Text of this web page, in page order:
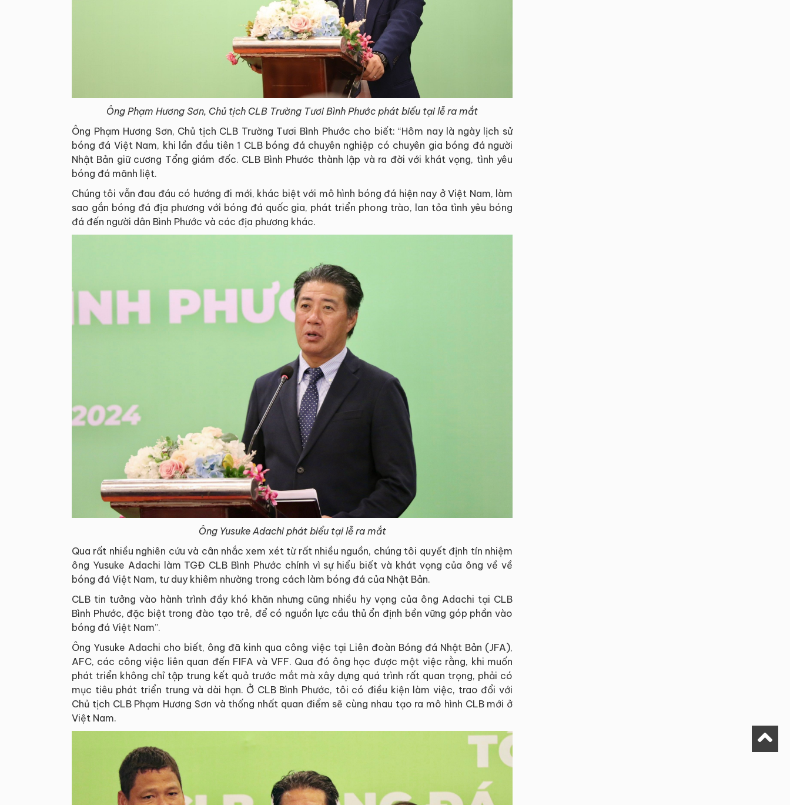
Ông Phạm Hương Sơn, Chủ tịch CLB Trường Tươi Bình Phước phát biểu tại lễ ra mắt
Ông Phạm Hương Sơn, Chủ tịch CLB Trường Tươi Bình Phước cho biết: “Hôm nay là ngày lịch sử
bóng đá Việt Nam, khi lần đầu tiên 1 CLB bóng đá chuyên nghiệp có chuyên gia bóng đá người
Nhật Bản giữ cương Tổng giám đốc. CLB Bình Phước thành lập và ra đời với khát vọng, tình yêu
bóng đá mãnh liệt.
Chúng tôi vẫn đau đáu có hướng đi mới, khác biệt với mô hình bóng đá hiện nay ở Việt Nam, làm
sao gắn bóng đá địa phương với bóng đá quốc gia, phát triển phong trào, lan tỏa tình yêu bóng
đá đến người dân Bình Phước và các địa phương khác.
Ông Yusuke Adachi phát biểu tại lễ ra mắt
Qua rất nhiều nghiên cứu và cân nhắc xem xét từ rất nhiều nguồn, chúng tôi quyết định tín nhiệm
ông Yusuke Adachi làm TGĐ CLB Bình Phước chính vì sự hiểu biết và khát vọng của ông về về
bóng đá Việt Nam, tư duy khiêm nhường trong cách làm bóng đá của Nhật Bản.
CLB tin tưởng vào hành trình đầy khó khăn nhưng cũng nhiều hy vọng của ông Adachi tại CLB
Bình Phước, đặc biệt trong đào tạo trẻ, để có nguồn lực cầu thủ ổn định bền vững góp phần vào
bóng đá Việt Nam”.
Ông Yusuke Adachi cho biết, ông đã kinh qua công việc tại Liên đoàn Bóng đá Nhật Bản (JFA),
AFC, các công việc liên quan đến FIFA và VFF. Qua đó ông học được một việc rằng, khi muốn
phát triển không chỉ tập trung kết quả trước mắt mà xây dựng quá trình rất quan trọng, phải có
mục tiêu phát triển trung và dài hạn. Ở CLB Bình Phước, tôi có điều kiện làm việc, trao đổi với
Chủ tịch CLB Phạm Hương Sơn và thống nhất quan điểm sẽ cùng nhau tạo ra mô hình CLB mới ở
Việt Nam.